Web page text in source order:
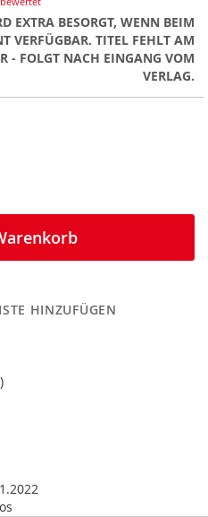
EXTRA BESORGT, WENN BEIM
VERFÜGBAR. TITEL FEHLT AM
- FOLGT NACH EINGANG VOM
VERLAG.
HINZUFÜGEN